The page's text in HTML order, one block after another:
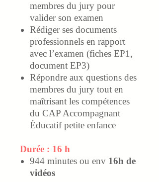
membres du jury pour
valider son examen
Rédiger ses documents
professionnels en rapport
avec l’examen (fiches EP1,
document EP3)
Répondre aux questions des
membres du jury tout en
maîtrisant les compétences
du CAP Accompagnant
Éducatif petite enfance
Durée : 16 h
944 minutes ou env 16h de
vidéos